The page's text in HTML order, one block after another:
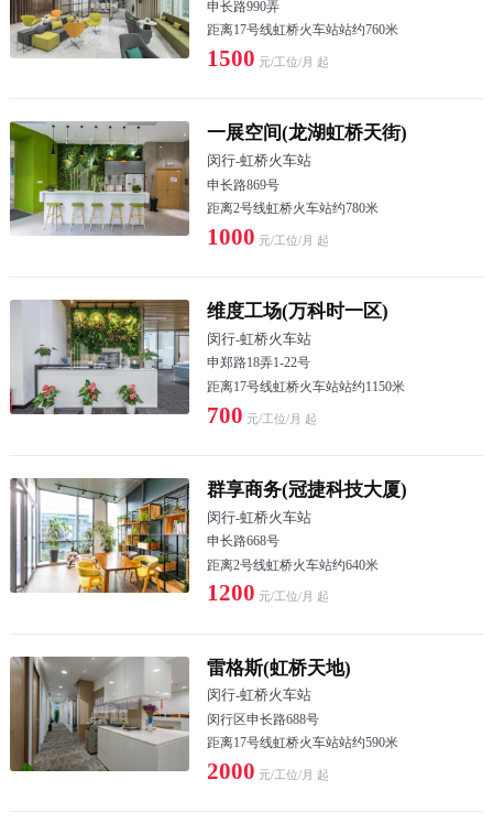
申长路990弄
距离17号线虹桥火车站站约760米
1500 元/工位/月 起
一展空间(龙湖虹桥天街)
闵行-虹桥火车站
申长路869号
距离2号线虹桥火车站约780米
1000 元/工位/月 起
维度工场(万科时一区)
闵行-虹桥火车站
申郑路18弄1-22号
距离17号线虹桥火车站站约1150米
700 元/工位/月 起
群享商务(冠捷科技大厦)
闵行-虹桥火车站
申长路668号
距离2号线虹桥火车站约640米
1200 元/工位/月 起
雷格斯(虹桥天地)
闵行-虹桥火车站
闵行区申长路688号
距离17号线虹桥火车站站约590米
2000 元/工位/月 起